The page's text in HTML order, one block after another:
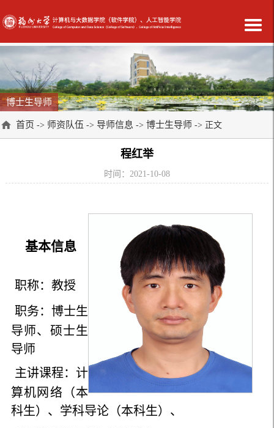
博士生导师
首页 -> 师资队伍 -> 导师信息 -> 博士生导师 -> 正文
程红举
时间：2021-10-08
基本信息
职称：教授
职务：博士生
导师、硕士生
导师
主讲课程：计
算机网络（本
科生）、学科导论（本科生）、